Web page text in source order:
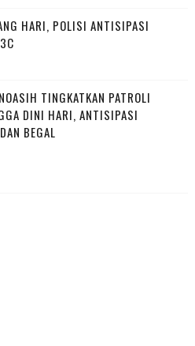
HARI, POLISI ANTISIPASI
TINGKATKAN PATROLI
DINI HARI, ANTISIPASI
BEGAL